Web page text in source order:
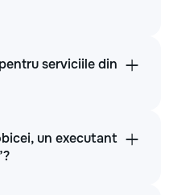
serviciile din
un executant